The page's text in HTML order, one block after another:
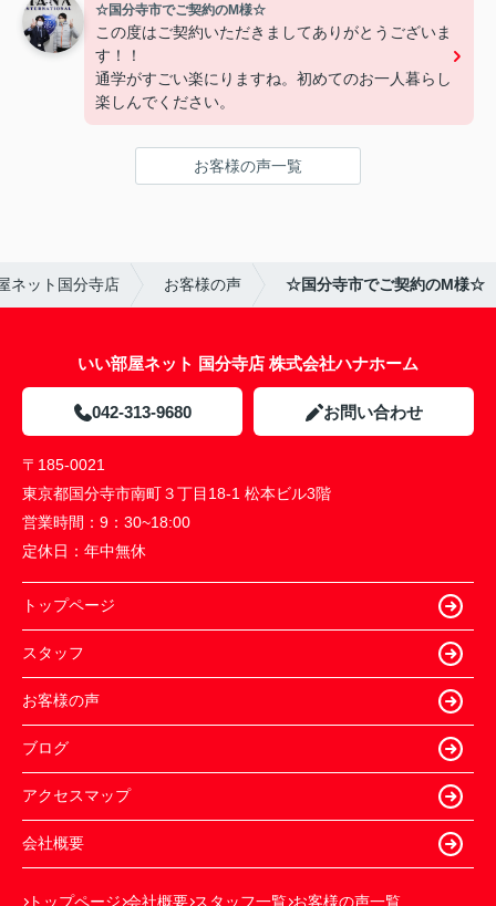
☆国分寺市でご契約のM様☆
この度はご契約いただきましてありがとうございま
す！！
通学がすごい楽にりますね。初めてのお一人暮らし
楽しんでください。
お客様の声一覧
ネット国分寺店 お客様の声 ☆国分寺市でご契約のM様☆
いい部屋ネット 国分寺店 株式会社ハナホーム
042-313-9680 お問い合わせ
〒185-0021
東京都国分寺市南町３丁目18-1 松本ビル3階
営業時間： 9：30~18:00
定休日： 年中無休
トップページ
スタッフ
お客様の声
ブログ
アクセスマップ
会社概要
トップページ 会社概要 スタッフ一覧 お客様の声一覧